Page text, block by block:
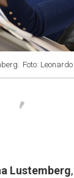
Foto:
Lustemberg